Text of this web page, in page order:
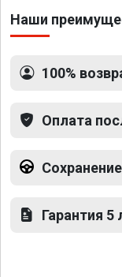
Наши
100%
Оплата
Гарантия 5